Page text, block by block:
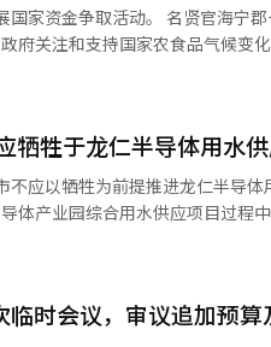
国家资金争取活动。 名贤官海宁
注和支持国家农食品气候变化应对中
续的高温天气以及近年来日益严
年下半年开工，预计在2029年上
作为气候变化应对国家战略的制
化应对。 名郡长指出：“仅在2
用，必须积极建议国家农食品部
美爱代表提案，13名国会议员
候变化应对研究、技术开发功能
）至康津高速公路建设时，将海
牺牲于龙仁半导体用水
应以牺牲为前提推进龙仁半导体
体产业园综合用水供应项目过程
立以来，朴市长始终坚持龙仁半导体产业
合用水供应应对特别工作组”，并
时会议，审议追加预算